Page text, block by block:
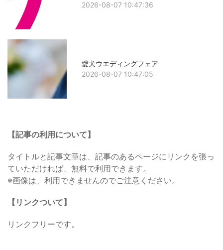
2026-08-07 10:47:36
愛犬ウエディングフェア
2026-08-07 10:47:05
【記事の利用について】
タイトルと記事文章は、記事のあるページにリンクを張っ
ていただければ、無料で利用できます。
※画像は、利用できませんのでご注意ください。
【リンクついて】
リンクフリーです。